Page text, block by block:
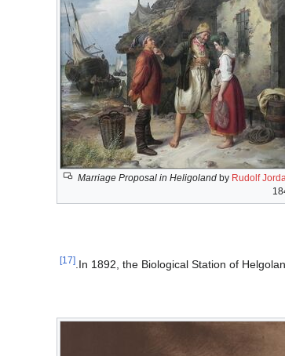
Marriage Proposal in Heligoland by Rudolf
In 1892, the Biological Station of
[17]